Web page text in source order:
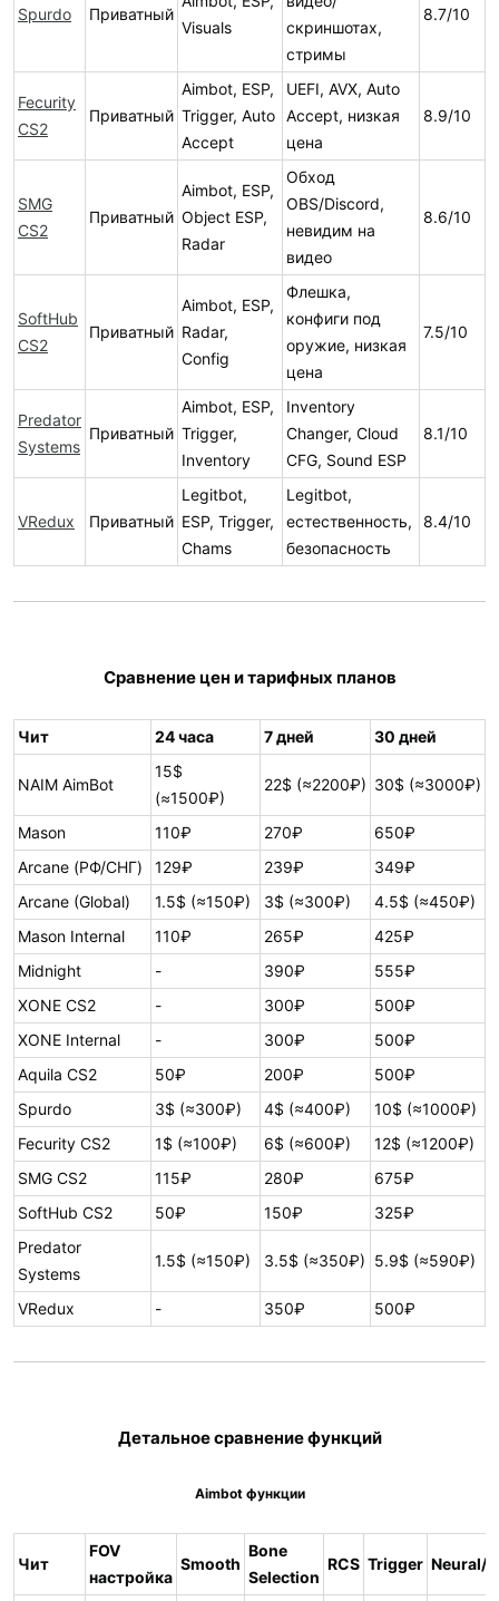
Spurdo Приватный
Visuals
скриншотах,
стримы
8.7/10
Fecurity
CS2
Приватный
Aimbot, ESP,
Trigger, Auto
Accept
UEFI, AVX, Auto
Accept, низкая
цена
8.9/10
SMG
CS2
Приватный
Aimbot, ESP,
Object ESP,
Radar
Обход
OBS/Discord,
невидим на
видео
8.6/10
SoftHub
CS2
Приватный
Aimbot, ESP,
Radar,
Config
Флешка,
конфиги под
оружие, низкая
цена
7.5/10
Predator
Systems
Приватный
Aimbot, ESP,
Trigger,
Inventory
Inventory
Changer, Cloud
CFG, Sound ESP
8.1/10
VRedux Приватный
Legitbot,
ESP, Trigger,
Chams
Legitbot,
естественность,
безопасность
8.4/10
Сравнение цен и тарифных планов
Чит 24 часа 7 дней 30 дней
NAIM AimBot
15$
(≈1500₽)
22$ (≈2200₽) 30$ (≈3000₽)
Mason 110₽ 270₽
650₽
Arcane (РФ/СНГ)
129₽ 239₽
349₽
Arcane (Global)
1.5$ (≈150₽) 3$ (≈300₽)
4.5$ (≈450₽)
Mason Internal
110₽ 265₽
425₽
Midnight
- 390₽
555₽
XONE CS2
- 300₽
500₽
XONE Internal
- 300₽
500₽
Aquila CS2
50₽ 200₽
500₽
Spurdo
3$ (≈300₽) 4$ (≈400₽)
10$ (≈1000₽)
Fecurity CS2
1$ (≈100₽) 6$ (≈600₽)
12$ (≈1200₽)
SMG CS2
115₽ 280₽
675₽
SoftHub CS2
50₽ 150₽
325₽
Predator
Systems
1.5$ (≈150₽) 3.5$ (≈350₽) 5.9$ (≈590₽)
VRedux - 350₽ 500₽
Детальное сравнение функций
Aimbot функции
Чит
FOV
настройка
Smooth
Bone
Selection
RCS Trigger Neural/